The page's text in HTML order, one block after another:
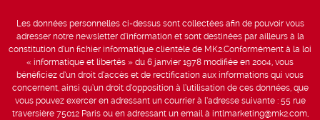
Les données personnelles ci-dessus sont collectées afin de pouvoir vous
adresser notre newsletter d’information et sont destinées par ailleurs à la
constitution d’un fichier informatique clientèle de MK2.Conformément à la loi
« informatique et libertés » du 6 janvier 1978 modifiée en 2004, vous
bénéficiez d’un droit d’accès et de rectification aux informations qui vous
concernent, ainsi qu’un droit d’opposition à l’utilisation de ces données, que
vous pouvez exercer en adressant un courrier à l’adresse suivante : 55 rue
traversière 75012 Paris ou en adressant un email à intlmarketing@mk2.com,